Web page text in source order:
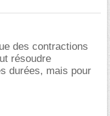
des contractions
résoudre
durées, mais pour